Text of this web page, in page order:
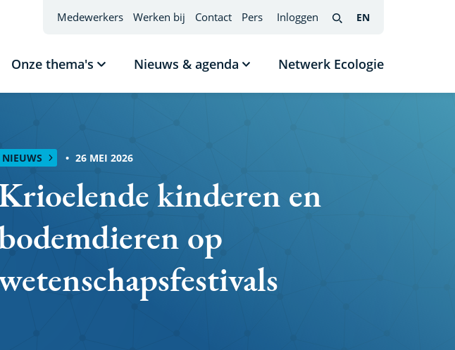
Onze thema's
Submenu
Nieuws & agenda
Submenu
Netwerk Ecologie
Medewerkers Werken bij Contact Pers Inloggen
Search
EN
kinderen en
op
NIEUWS 26 MEI 2026